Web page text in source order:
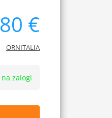
€
ORNITALIA
na zalogi